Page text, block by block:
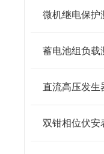
微机继电保护
蓄电池组负载
直流高压发生
双钳相位伏安